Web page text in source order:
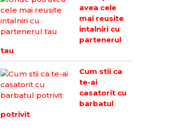
avea cele
mai reusite
intalniri cu
partenerul
tau
Cum stii ca
te-ai
casatorit cu
barbatul
potrivit